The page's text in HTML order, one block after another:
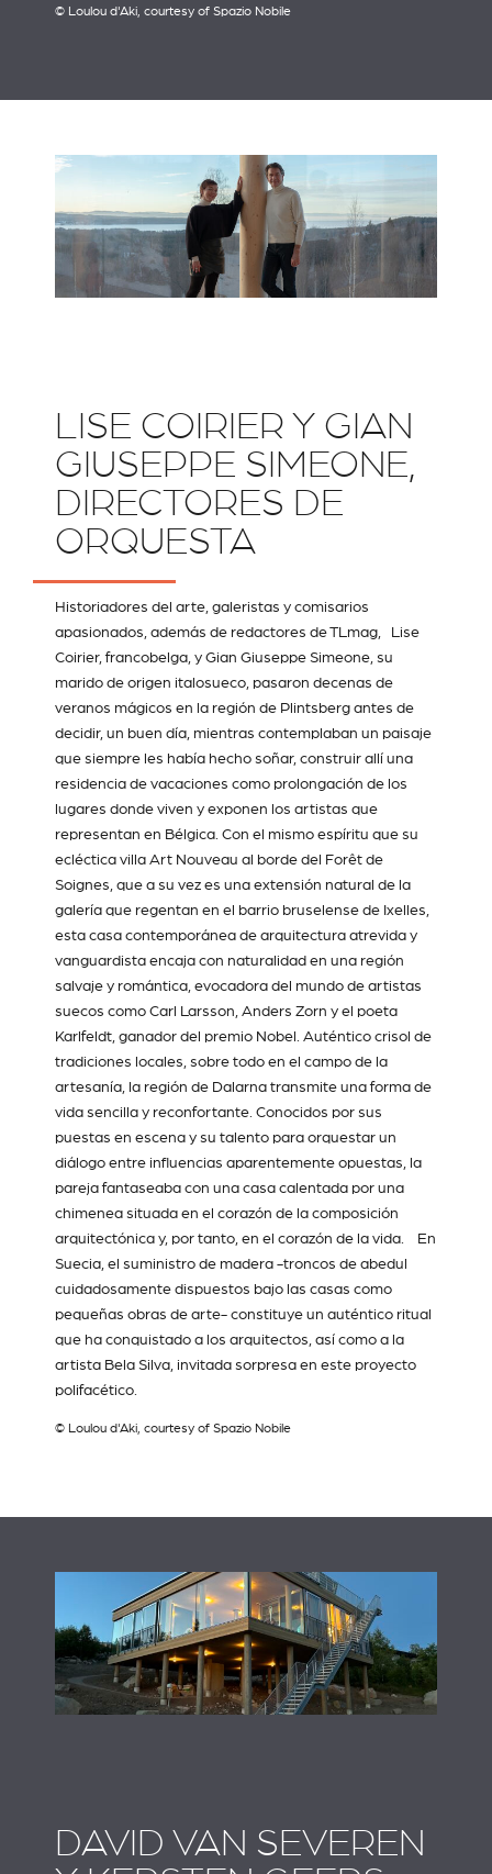
© Loulou d'Aki, courtesy of Spazio Nobile
LISE COIRIER Y GIAN
GIUSEPPE SIMEONE,
DIRECTORES DE
ORQUESTA
Historiadores del arte, galeristas y comisarios
apasionados, además de redactores deTLmag, Lise
Coirier, francobelga, y Gian Giuseppe Simeone, su
marido de origen italosueco, pasaron decenas de
veranos mágicos en la región de Plintsberg antes de
decidir, un buen día, mientras contemplaban un paisaje
que siempre les había hecho soñar, construir allí una
residencia de vacaciones como prolongación de los
lugares donde viven y exponen los artistas que
representan en Bélgica. Con el mismo espíritu que su
ecléctica villa Art Nouveau al borde del Forêt de
Soignes, que a su vez es una extensión natural de la
galería que regentan en el barrio bruselense de Ixelles,
esta casa contemporánea de arquitectura atrevida y
vanguardista encaja con naturalidad en una región
salvaje y romántica, evocadora del mundo de artistas
suecos como Carl Larsson, Anders Zorn y el poeta
Karlfeldt, ganador del premio Nobel. Auténtico crisol de
tradiciones locales, sobre todo en el campo de la
artesanía, la región de Dalarna transmite una forma de
vida sencilla y reconfortante. Conocidos por sus
puestas en escena y su talento para orquestar un
diálogo entre influencias aparentemente opuestas, la
pareja fantaseaba con una casa calentada por una
chimenea situada en el corazón de la composición
arquitectónica y, por tanto, en el corazón de la vida. En
Suecia, el suministro de madera -troncos de abedul
cuidadosamente dispuestos bajo las casas como
pequeñas obras de arte- constituye un auténtico ritual
que ha conquistado a los arquitectos, así como a la
artista Bela Silva, invitada sorpresa en este proyecto
polifacético.
© Loulou d'Aki, courtesy of Spazio Nobile
DAVID VAN SEVEREN